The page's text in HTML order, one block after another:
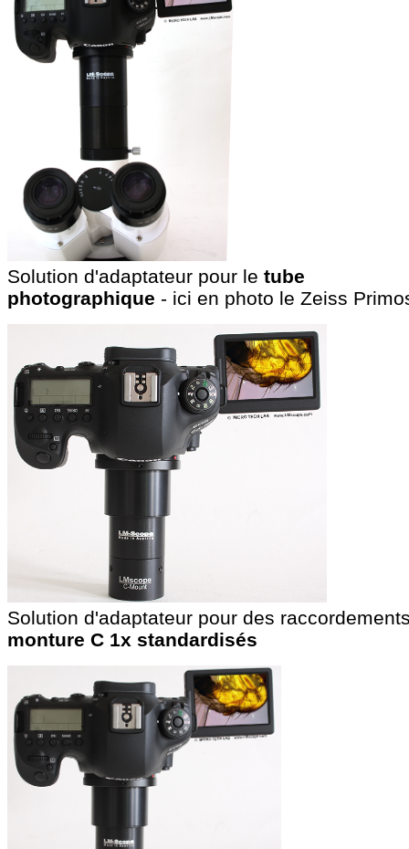
Solution d'adaptateur pour le tube
photographique - ici en photo le Zeiss
Solution d'adaptateur pour des
monture C 1x standardisés